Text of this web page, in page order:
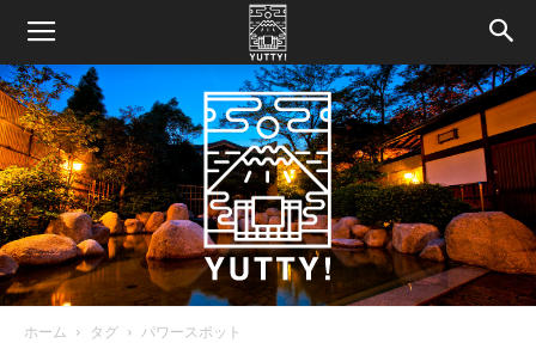
ホーム タグ パワースポット